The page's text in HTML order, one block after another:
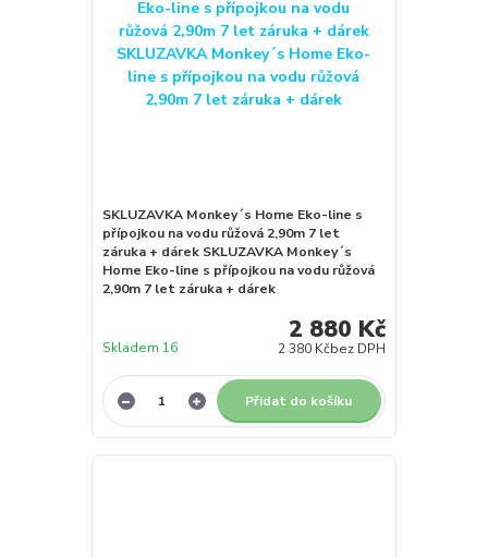
SKLUZAVKA Monkey´s Home Eko-line s
přípojkou na vodu růžová 2,90m 7 let
záruka + dárek SKLUZAVKA Monkey´s
Home Eko-line s přípojkou na vodu růžová
2,90m 7 let záruka + dárek
2 880 Kč
2 380 Kčbez DPH
Skladem 16
Přidat do košíku